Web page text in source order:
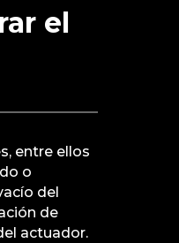
el
entre ellos
o
del
de
actuador.